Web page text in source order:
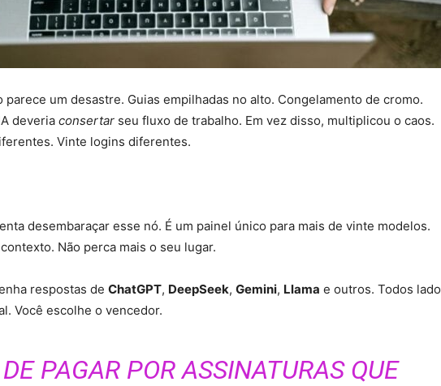
parece um desastre. Guias empilhadas no alto. Congelamento de cromo.
deveria consertar seu fluxo de trabalho. Em vez disso, multiplicou o caos.
Vinte logins diferentes.
desembaraçar esse nó. É um painel único para mais de vinte modelos.
Não perca mais o seu lugar.
respostas de ChatGPT, DeepSeek, Gemini, Llama e outros. Todos lado
Você escolhe o vencedor.
PAGAR POR ASSINATURAS QUE